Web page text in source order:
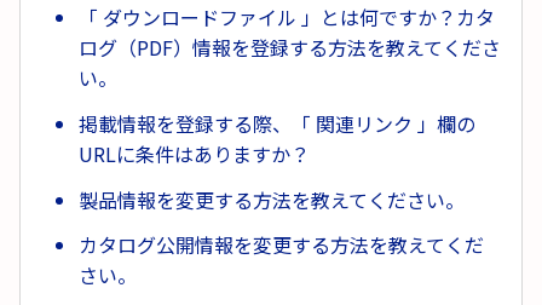
「 ダウンロードファイル 」とは何ですか？カタ
ログ（PDF）情報を登録する方法を教えてくださ
い。
掲載情報を登録する際、「 関連リンク 」欄の
URLに条件はありますか？
製品情報を変更する方法を教えてください。
カタログ公開情報を変更する方法を教えてくだ
さい。